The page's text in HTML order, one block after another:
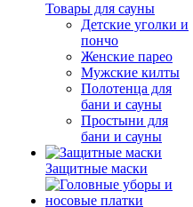
Товары для сауны
Детские уголки и
пончо
Женские парео
Мужские килты
Полотенца для
бани и сауны
Простыни для
бани и сауны
Защитные маски